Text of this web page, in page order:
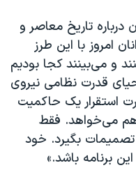
درباره تاریخ معاصر و
امروز با این طرز
و می‌بینند کجا بودیم
قدرت نظامی نیروی
استقرار یک حاکمیت
هم می‌خواهد. فقط
بگیرد. خود
برنامه باشد.»